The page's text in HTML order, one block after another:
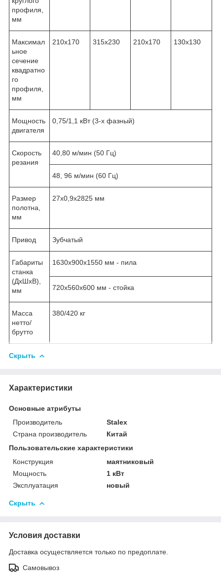
профиля,
мм
Максимал
ьное
сечение
квадратно
го
профиля,
мм
210х170 315х230 210х170 130х130
Мощность
двигателя
0,75/1,1 кВт (3-х фазный)
Скорость
резания
40,80 м/мин (50 Гц)
48, 96 м/мин (60 Гц)
Размер
полотна,
мм
27х0,9х2825 мм
Привод Зубчатый
Габариты
станка
(ДхШхВ),
мм
1630х900х1550 мм - пила
720х560х600 мм - стойка
Масса
нетто/
брутто
380/420 кг
Скрыть
Характеристики
Основные атрибуты
Производитель
Stalex
Страна производитель
Китай
Пользовательские характеристики
Конструкция
маятниковый
Мощность
1 кВт
Эксплуатация
новый
Скрыть
Условия доставки
Доставка осуществляется только по предоплате.
Самовывоз